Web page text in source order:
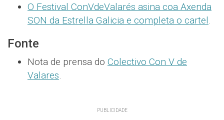
O Festival ConVdeValarés asina coa Axenda
SON da Estrella Galicia e completa o cartel
Fonte
Nota de prensa do Colectivo Con V de
Valares